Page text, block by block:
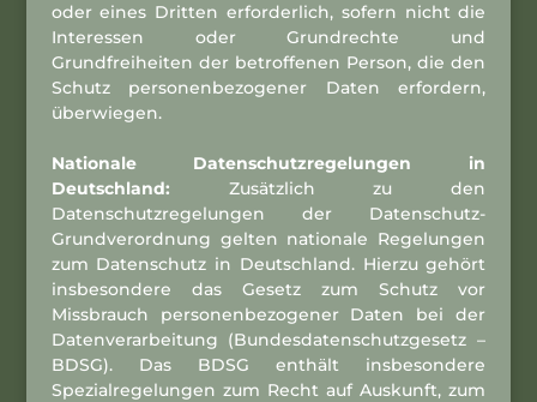
oder eines Dritten erforderlich, sofern nicht die
Interessen oder Grundrechte und
Grundfreiheiten der betroffenen Person, die den
Schutz personenbezogener Daten erfordern,
überwiegen.
Nationale Datenschutzregelungen in
Deutschland:
Zusätzlich zu den
Datenschutzregelungen der Datenschutz-
Grundverordnung gelten nationale Regelungen
zum Datenschutz in Deutschland. Hierzu gehört
insbesondere das Gesetz zum Schutz vor
Missbrauch personenbezogener Daten bei der
Datenverarbeitung (Bundesdatenschutzgesetz –
BDSG). Das BDSG enthält insbesondere
Spezialregelungen zum Recht auf Auskunft, zum